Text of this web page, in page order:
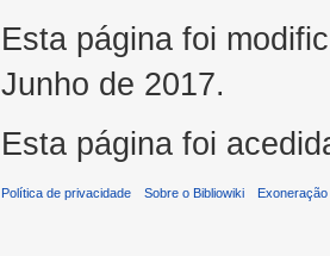
Esta página foi
Junho de 2017.
Esta página foi
Política de privacidade Sobre o Bibliowiki